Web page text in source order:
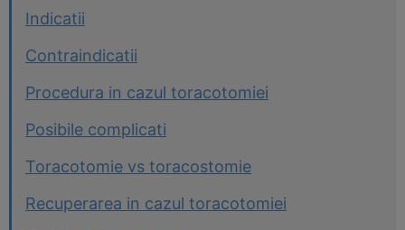
Indicatii
Contraindicatii
Procedura in cazul toracotomiei
Posibile complicati
Toracotomie vs toracostomie
Recuperarea in cazul toracotomiei